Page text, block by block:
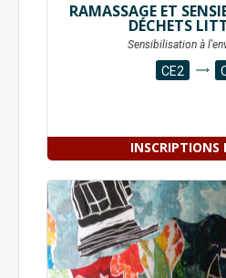
INSCRIPTIONS
RAMASSAGE ET
DÉCHETS
Sensibilisation à
CE2